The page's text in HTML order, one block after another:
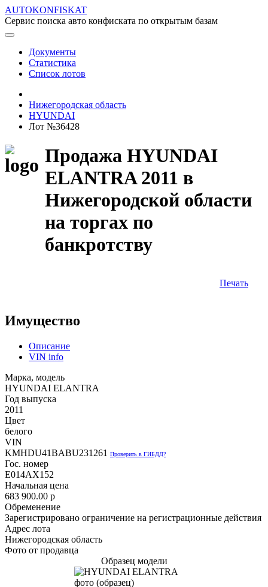
AUTOKONFISKAT
Сервис поиска авто конфиската по открытым базам
Документы
Статистика
Список лотов
Нижегородская область
HYUNDAI
Лот №36428
Продажа HYUNDAI
ELANTRA 2011 в
Нижегородской области
на торгах по
банкротству
Печать
Имущество
Описание
VIN info
Марка, модель
HYUNDAI ELANTRA
Год выпуска
2011
Цвет
белого
VIN
KMHDU41BABU231261
Проверить в ГИБДД?
Гос. номер
Е014АХ152
Начальная цена
683 900.00 p
Обременение
Зарегистрировано ограничение на регистрационные действия
Адрес лота
Нижегородская область
Фото от продавца
Образец модели